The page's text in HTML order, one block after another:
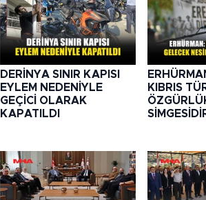
DERİNYA SINIR KAPISI
EYLEM NEDENİYLE
GEÇİCİ OLARAK
KAPATILDI
KIBRIS